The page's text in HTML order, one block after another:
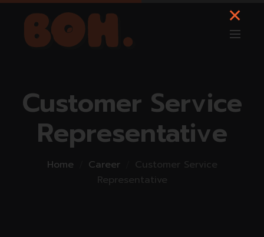
Customer Service
Representative
Home Career
Customer Service
Representative